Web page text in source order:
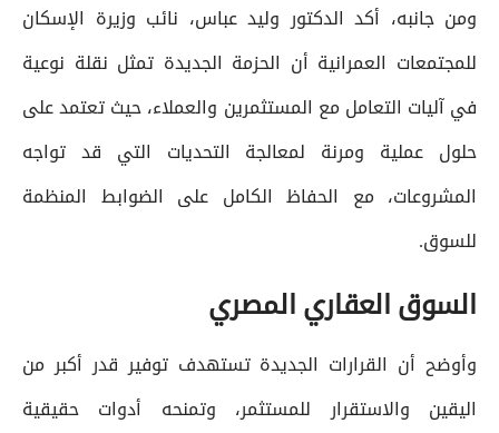
ومن جانبه، أكد الدكتور وليد عباس، نائب وزيرة الإسكان
للمجتمعات العمرانية أن الحزمة الجديدة تمثل نقلة نوعية
في آليات التعامل مع المستثمرين والعملاء، حيث تعتمد على
حلول عملية ومرنة لمعالجة التحديات التي قد تواجه
المشروعات، مع الحفاظ الكامل على الضوابط المنظمة
للسوق.
السوق العقاري المصري
وأوضح أن القرارات الجديدة تستهدف توفير قدر أكبر من
اليقين والاستقرار للمستثمر، وتمنحه أدوات حقيقية